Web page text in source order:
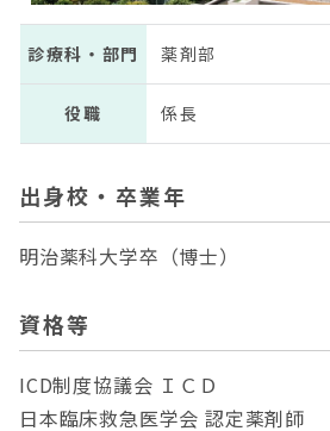
診療科・部門 薬剤部
役職 係長
出身校・卒業年
明治薬科大学卒（博士）
資格等
ICD制度協議会 ＩＣＤ
日本臨床救急医学会 認定薬剤師